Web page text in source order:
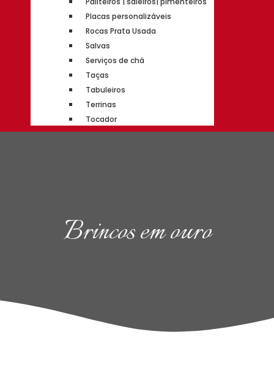
Placas personalizáveis
Rocas Prata Usada
Salvas
Serviços de chá
Taças
Tabuleiros
Terrinas
Tocador
Brincos em ouro